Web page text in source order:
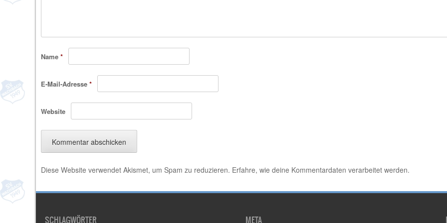
Name *
E-Mail-Adresse *
Website
Diese Website verwendet Akismet, um Spam zu reduzieren. Erfahre, wie deine Kommentardaten verarbeitet werden.
SCHLAGWÖRTER META